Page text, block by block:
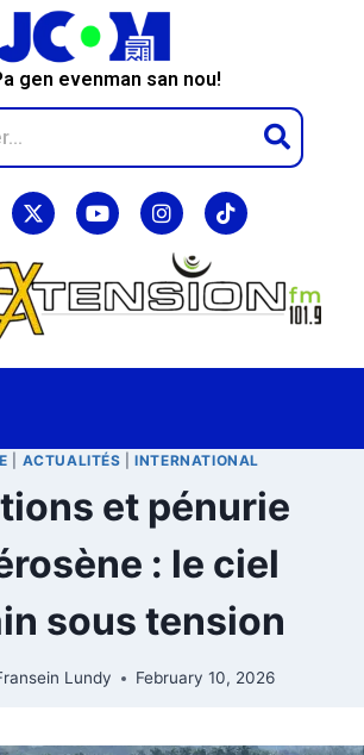
gen evenman san nou!
ACTUALITÉS |INTERNATIONAL
et pénurie
: le ciel
sous tension
Lundy February 10, 2026